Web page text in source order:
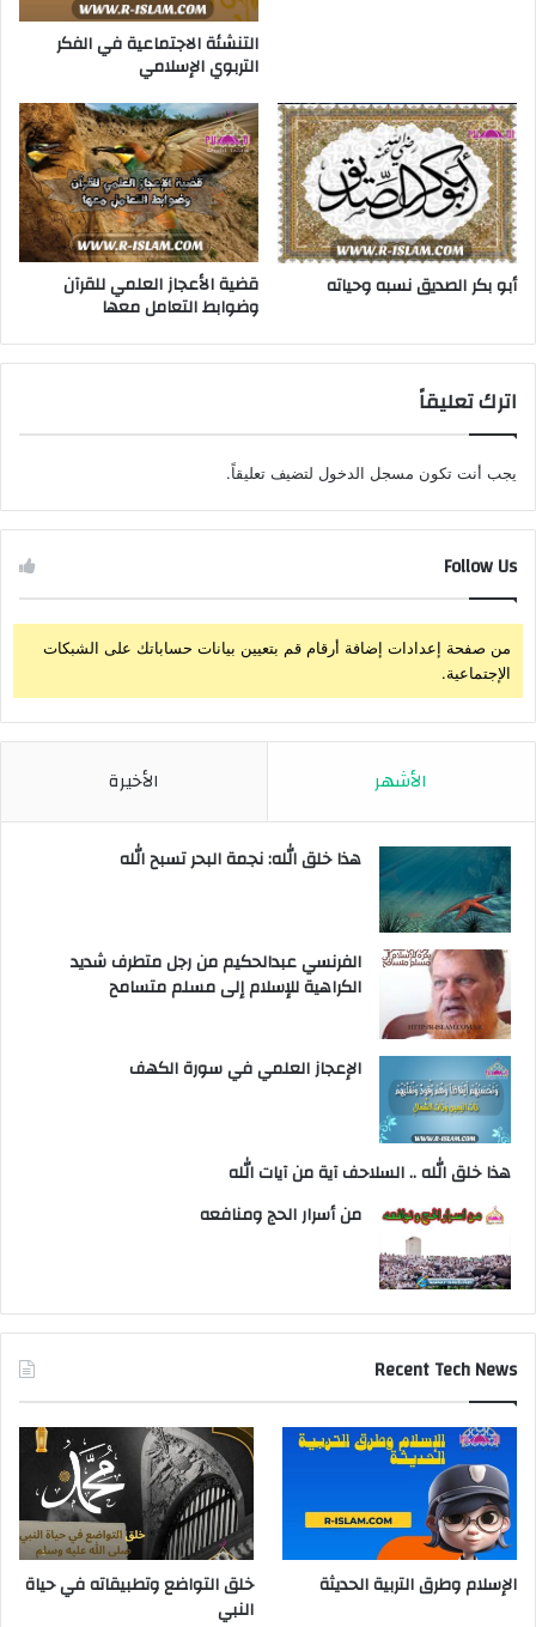
التنشئة الاجتماعية في الفكر
التربوي الإسلامي
أبو بكر الصديق نسبه وحياته قضية الأعجاز العلمي للقرآن
وضوابط التعامل معها
اترك تعليقاً
يجب أنت تكون مسجل الدخول لتضيف تعليقاً.
Follow Us
من صفحة إعدادات إضافة أرقام قم بتعيين بيانات حساباتك على الشبكات
الإجتماعية.
الأشهر الأخيرة
هذا خلق الله: نجمة البحر تسبح الله
الفرنسي عبدالحكيم من رجل متطرف شديد
الكراهية للإسلام إلى مسلم متسامح
الإعجاز العلمي في سورة الكهف
هذا خلق الله .. السلاحف آية من آيات الله
من أسرار الحج ومنافعه
Recent Tech News
الإسلام وطرق التربية الحديثة
خلق التواضع وتطبيقاته في حياة
النبي